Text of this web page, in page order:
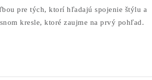
pre tých, ktorí hľadajú spojenie štýlu a
kresle, ktoré zaujme na prvý pohľad.